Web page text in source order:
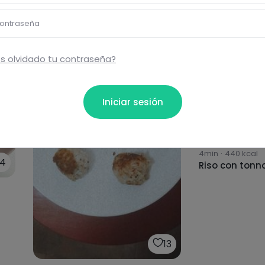
13
4min · 440 kcal
Riso con
olvidado tu contraseña?
Iniciar sesión